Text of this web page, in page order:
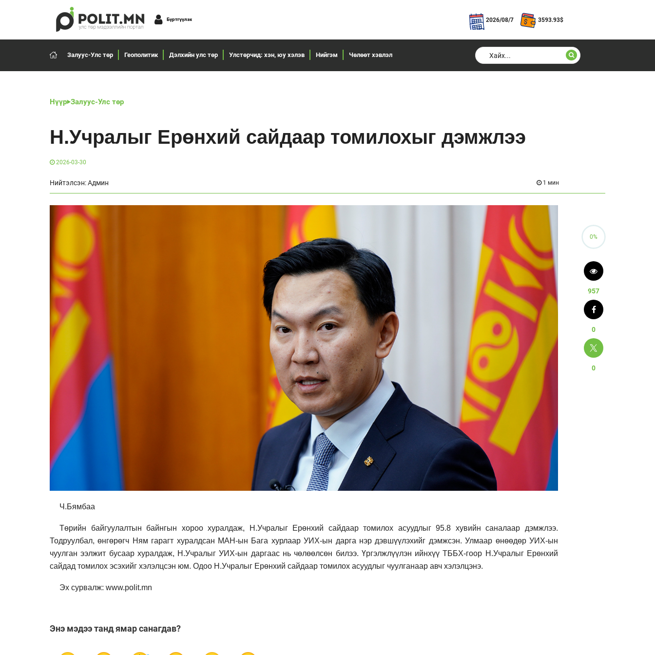
Бүртгүүлэх 2026/08/7 3593.93$
Залуус-Улс төр Геополитик Дэлхийн улс төр Улстөрчид: хэн, юу хэлэв Нийгэм Чөлөөт хэвлэл
Нүүр Залуус-Улс төр
Н.Учралыг Ерөнхий сайдаар томилохыг дэмжлээ
2026-03-30
Нийтэлсэн: Админ 1 мин
Ч.Бямбаа
Төрийн байгуулалтын байнгын хороо хуралдаж, Н.Учралыг Ерөнхий сайдаар томилох асуудлыг 95.8 хувийн саналаар дэмжлээ.
Тодруулбал, өнгөрөгч Ням гарагт хуралдсан МАН-ын Бага хурлаар УИХ-ын дарга нэр дэвшүүлэхийг дэмжсэн. Улмаар өнөөдөр УИХ-ын
чуулган ээлжит бусаар хуралдаж, Н.Учралыг УИХ-ын даргаас нь чөлөөлсөн билээ. Үргэлжлүүлэн ийнхүү ТББХ-гоор Н.Учралыг Ерөнхий
сайдад томилох эсэхийг хэлэлцсэн юм. Одоо Н.Учралыг Ерөнхий сайдаар томилох асуудлыг чуулганаар авч хэлэлцэнэ.
Эх сурвалж: www.polit.mn
Энэ мэдээ танд ямар санагдав?
0%
957
0
0